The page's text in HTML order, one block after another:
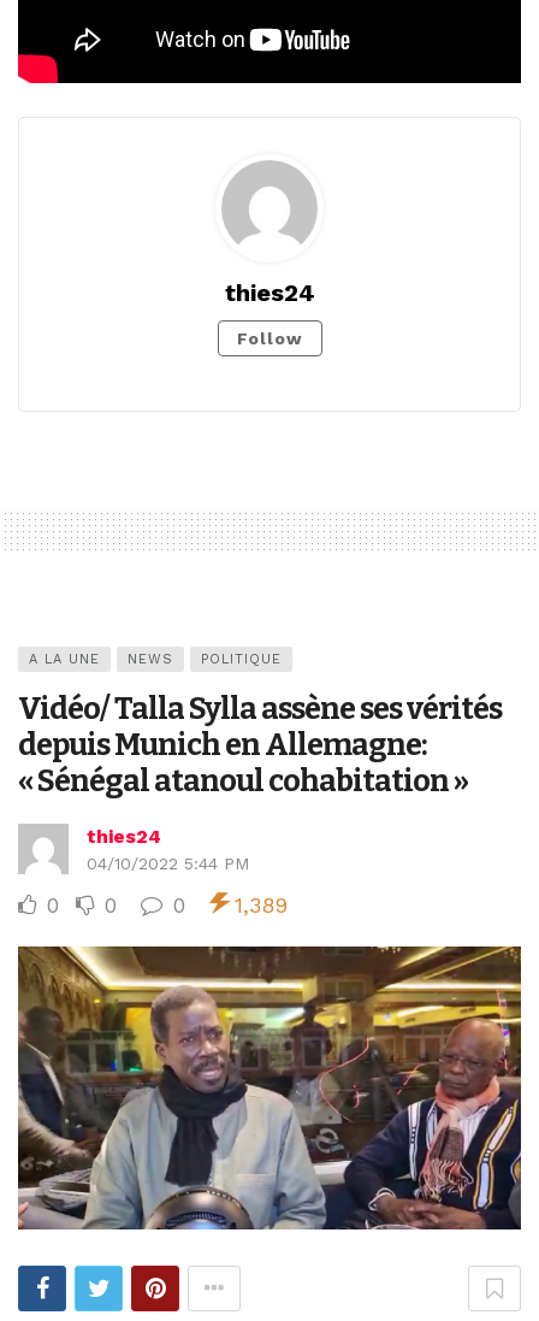
thies24
Follow
A LA UNE NEWS POLITIQUE
Vidéo/ Talla Sylla assène ses vérités
depuis Munich en Allemagne:
« Sénégal atanoul cohabitation »
thies24
04/10/2022 5:44 PM
0 0 0 1,389